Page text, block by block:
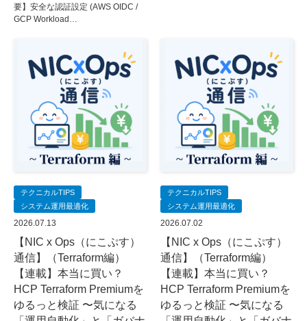
要】安全な認証設定 (AWS OIDC /
GCP Workload…
テクニカルTIPS
システム運用最適化
2026.07.13
【NIC x Ops（にこぷす）
通信】（Terraform編）
【連載】本当に買い？
HCP Terraform Premiumを
ゆるっと検証 〜気になる
テクニカルTIPS
システム運用最適化
2026.07.02
【NIC x Ops（にこぷす）
通信】（Terraform編）
【連載】本当に買い？
HCP Terraform Premiumを
ゆるっと検証 〜気になる